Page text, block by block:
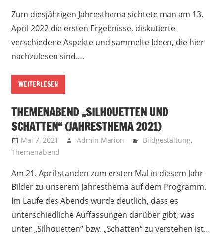
Zum diesjährigen Jahresthema sichtete man am 13.
April 2022 die ersten Ergebnisse, diskutierte
verschiedene Aspekte und sammelte Ideen, die hier
nachzulesen sind….
WEITERLESEN
THEMENABEND „SILHOUETTEN UND
SCHATTEN“ (JAHRESTHEMA 2021)
Mai 7, 2021 Admin Marion Bildgestaltung,
Themenabend
Am 21. April standen zum ersten Mal in diesem Jahr
Bilder zu unserem Jahresthema auf dem Programm.
Im Laufe des Abends wurde deutlich, dass es
unterschiedliche Auffassungen darüber gibt, was
unter „Silhouetten“ bzw. „Schatten“ zu verstehen ist…